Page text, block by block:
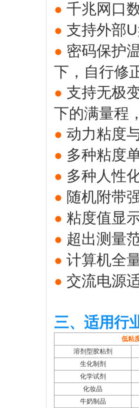
● 千兆网口
● 支持外部
● 密码保护
下，自行修
● 支持无极
下的满量程
● 动力粘度
● 多种粘度
● 多种人性
● 随机附带
● 粘度值显
● 超出测量
● 计算机全
● 交流电源
三、适用行
低粘
溶剂型胶粘剂
生化制剂
化学试剂
化妆品
牛奶制品